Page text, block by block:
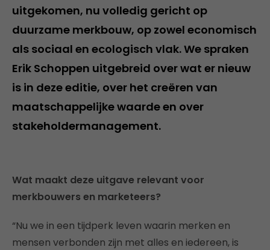
uitgekomen, nu volledig gericht op
duurzame merkbouw, op zowel economisch
als sociaal en ecologisch vlak. We spraken
Erik Schoppen uitgebreid over wat er nieuw
is in deze editie, over het creëren van
maatschappelijke waarde en over
stakeholdermanagement.
Wat maakt deze uitgave relevant voor
merkbouwers en marketeers?
“Nu we in een tijdperk leven waarin merken en
mensen verbonden zijn met alles en iedereen, is